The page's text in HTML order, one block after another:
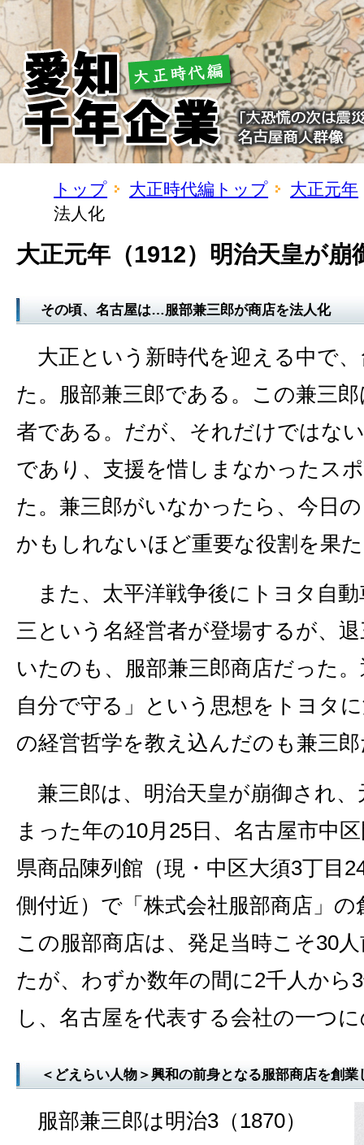
トップ 大正時代編トップ
大正元年
法人化
大正元年（1912）明治天皇が崩
その頃、名古屋は…服部兼三郎が商店を法人化
大正という新時代を迎える中で
た。服部兼三郎である。この兼三
者である。だが、それだけではな
であり、支援を惜しまなかったス
た。兼三郎がいなかったら、今日
かもしれないほど重要な役割を果
また、太平洋戦争後にトヨタ自
三という名経営者が登場するが、
いたのも、服部兼三郎商店だった
自分で守る」という思想をトヨタ
の経営哲学を教え込んだのも兼三
兼三郎は、明治天皇が崩御され、
まった年の10月25日、名古屋市中
県商品陳列館（現・中区大須3丁目
側付近）で「株式会社服部商店」
この服部商店は、発足当時こそ30
たが、わずか数年の間に2千人から
し、名古屋を代表する会社の一つ
＜どえらい人物＞興和の前身となる服部商店を創業
服部兼三郎は明治3（1870）